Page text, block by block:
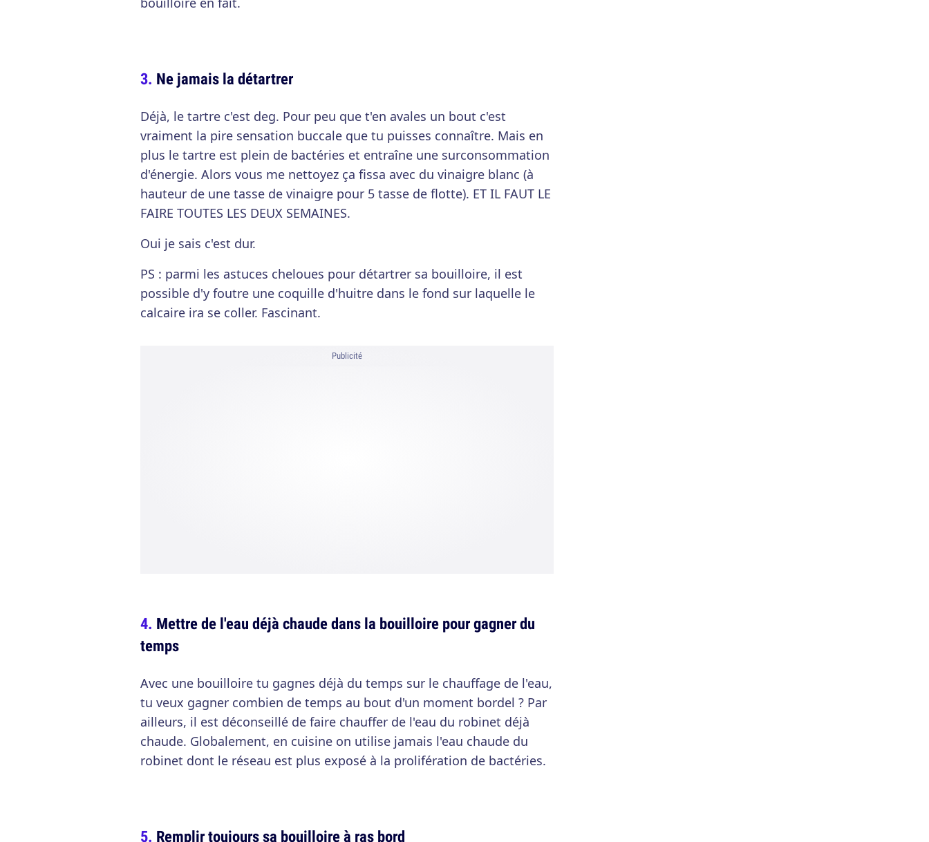
Ne jamais la détartrer
Déjà, le tartre c'est deg. Pour peu que t'en avales un bout c'est
vraiment la pire sensation buccale que tu puisses connaître. Mais en
plus le tartre est plein de bactéries et entraîne une surconsommation
d'énergie. Alors vous me nettoyez ça fissa avec du vinaigre blanc (à
hauteur de une tasse de vinaigre pour 5 tasse de flotte). ET IL FAUT LE
FAIRE TOUTES LES DEUX SEMAINES.
Oui je sais c'est dur.
PS : parmi les astuces cheloues pour détartrer sa bouilloire, il est
possible d'y foutre une coquille d'huitre dans le fond sur laquelle le
calcaire ira se coller. Fascinant.
Publicité
Mettre de l'eau déjà chaude dans la bouilloire pour gagner du
temps
Avec une bouilloire tu gagnes déjà du temps sur le chauffage de l'eau,
tu veux gagner combien de temps au bout d'un moment bordel ? Par
ailleurs, il est déconseillé de faire chauffer de l'eau du robinet déjà
chaude. Globalement, en cuisine on utilise jamais l'eau chaude du
robinet dont le réseau est plus exposé à la prolifération de bactéries.
Remplir toujours sa bouilloire à ras bord